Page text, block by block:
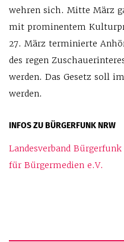
wehren sich. Mitte März
mit prominentem
27. März terminierte
des regen
werden. Das Gesetz soll
werden.
INFOS ZU BÜRGERFUNK NRW
Landesverband Bürgerfunk
für Bürgermedien e.V.